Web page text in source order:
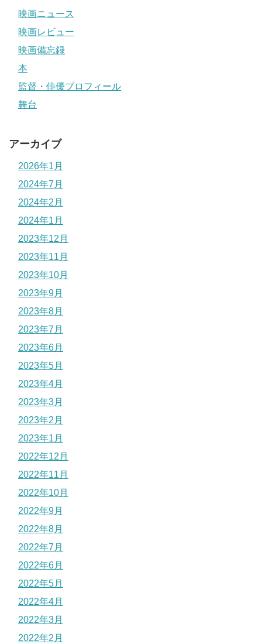
映画ニュース
映画レビュー
映画備忘録
本
監督・俳優プロフィール
舞台
アーカイブ
2026年1月
2024年7月
2024年2月
2024年1月
2023年12月
2023年11月
2023年10月
2023年9月
2023年8月
2023年7月
2023年6月
2023年5月
2023年4月
2023年3月
2023年2月
2023年1月
2022年12月
2022年11月
2022年10月
2022年9月
2022年8月
2022年7月
2022年6月
2022年5月
2022年4月
2022年3月
2022年2月